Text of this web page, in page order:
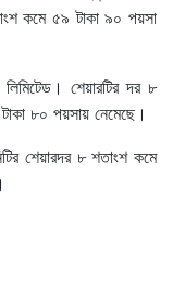
কমে ৫৯ টাকা ৯০ পয়সা
শেয়ারটির দর ৮
৮০ পয়সায় নেমেছে।
শেয়ারদর ৮ শতাংশ কমে